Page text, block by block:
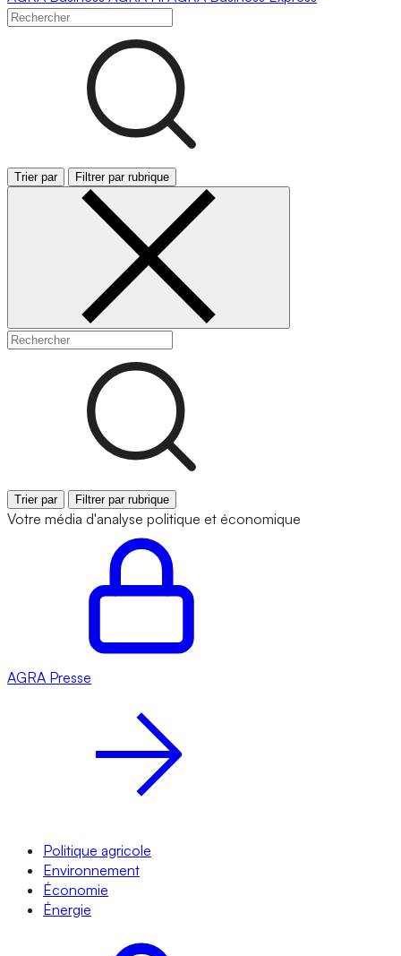
Trier par Filtrer par rubrique
Trier par Filtrer par rubrique
Votre média d'analyse politique et économique
AGRA Presse
Politique agricole
Environnement
Économie
Énergie